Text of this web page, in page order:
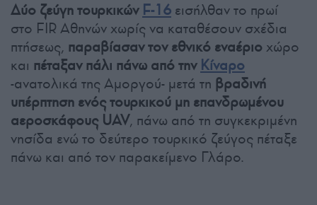
Δύο ζεύγη τουρκικών F-16 εισήλθαν το πρωί
στο FIR Αθηνών χωρίς να καταθέσουν σχέδια
πτήσεως, παραβίασαν τον εθνικό εναέριοχώρο
και πέταξαν πάλι πάνω από την Κίναρο
-ανατολικά της Αμοργού- μετά τη βραδινή
υπέρπτηση ενός τουρκικού μη επανδρωμένου
αεροσκάφους UAV, πάνω από τη συγκεκριμένη
νησίδα ενώ το δεύτερο τουρκικό ζεύγος πέταξε
πάνω και από τον παρακείμενο Γλάρο.